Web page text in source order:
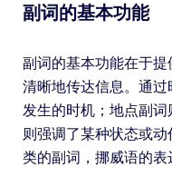
副词的基本功能
副词的基本功能在于
清晰地传达信息。通
发生的时机；地点副
则强调了某种状态或
类的副词，挪威语的表